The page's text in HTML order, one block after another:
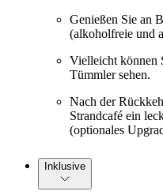
Genießen Sie an
(alkoholfreie und
Vielleicht können
Tümmler sehen.
Nach der
Strandcafé ein
(optionales
Inklusive